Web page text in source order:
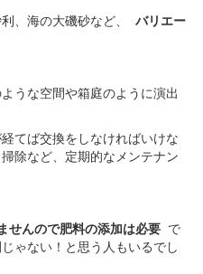
、海の大磯砂など、 バリエー
うな空間や箱庭のように演出
てば交換をしなければいけな
除など、定期的なメンテナン
せんので肥料の添加は必要 で
ゃない！と思う人もいるでし